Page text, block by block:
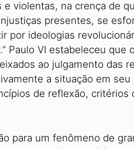
violentas, na crença de
presentes, se
por ideologias
Paulo VI estabeleceu que
ao julgamento das
a situação em
de reflexão,
para um fenômeno de